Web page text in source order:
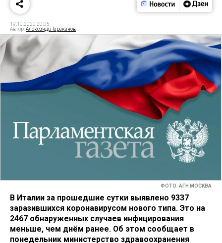
19.10.2020 20:05
Автор:Александр Тараканов
ФОТО: АГН МОСКВА
В Италии за прошедшие сутки выявлено 9337
заразившихся коронавирусом нового типа. Это на
2467 обнаруженных случаев инфицирования
меньше, чем днём ранее. Об этом сообщает в
понедельник министерство здравоохранения